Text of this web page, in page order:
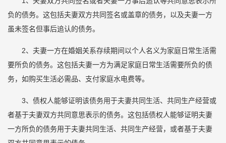
负的债务。这包括夫妻双方共同签名或盖章的债务，以及夫妻一方
虽未签名但事后追认的债务。
2、夫妻一方在婚姻关系存续期间以个人名义为家庭日常生活需
要所负的债务。这包括夫妻一方为满足家庭日常生活需要所负的债
务，如购买生活必需品、支付家庭水电费等。
3、债权人能够证明该债务用于夫妻共同生活、共同生产经营或
者基于夫妻双方共同意思表示的债务。这包括债权人能够证明夫妻
一方所负的债务用于夫妻共同生活、共同生产经营，或者基于夫妻